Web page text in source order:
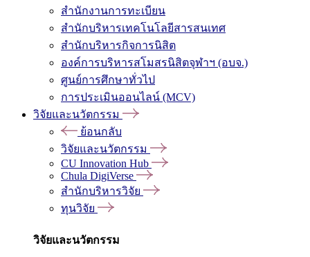
สำนักงานการทะเบียน
สำนักบริหารเทคโนโลยีสารสนเทศ
สำนักบริหารกิจการนิสิต
องค์การบริหารสโมสรนิสิตจุฬาฯ (อบจ.)
ศูนย์การศึกษาทั่วไป
การประเมินออนไลน์ (MCV)
วิจัยและนวัตกรรม
ย้อนกลับ
วิจัยและนวัตกรรม
CU Innovation Hub
Chula DigiVerse
สำนักบริหารวิจัย
ทุนวิจัย
วิจัยและนวัตกรรม